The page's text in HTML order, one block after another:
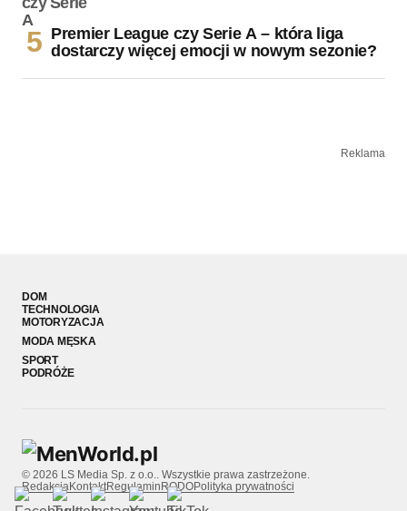
Premier League czy Serie A – która liga
dostarczy więcej emocji w nowym sezonie?
Reklama
DOM
TECHNOLOGIA
MOTORYZACJA
MODA MĘSKA
SPORT
PODRÓŻE
© 2026 LS Media Sp. z o.o.. Wszystkie prawa zastrzeżone.
RedakcjaKontaktRegulamin RODOPolityka prywatności